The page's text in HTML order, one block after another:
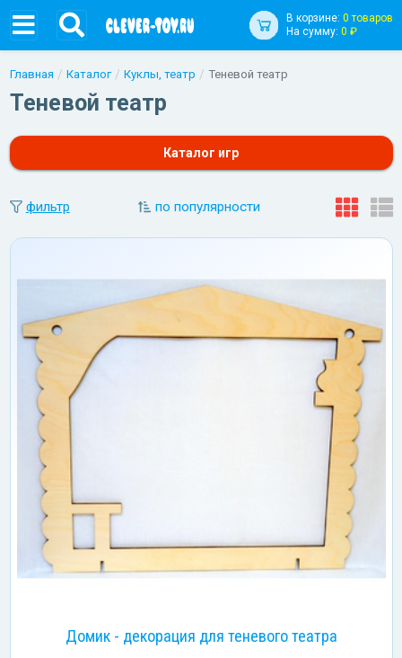
В корзине: 0 товаров
На сумму: 0 ₽
Главная Каталог Куклы, театр Теневой театр
Теневой театр
Каталог игр
фильтр по популярности
Домик - декорация для теневого театра